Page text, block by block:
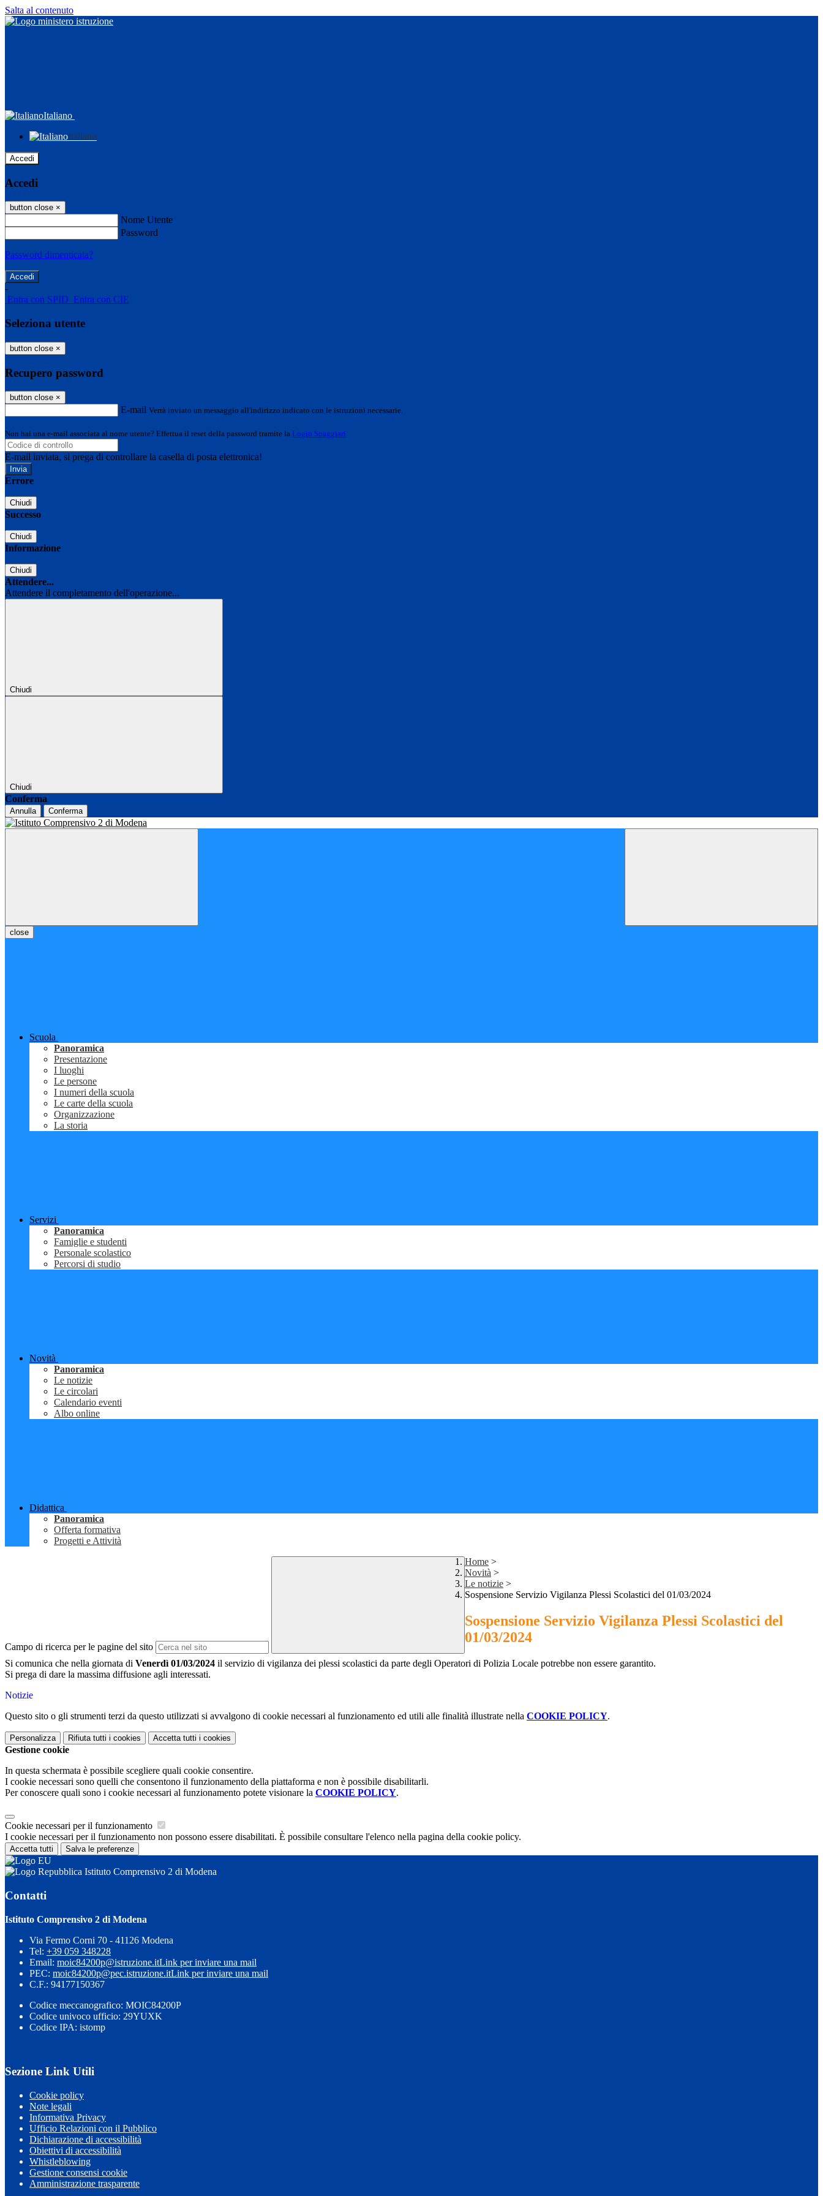
Salta al contenuto
Italiano
Italiano
Accedi
Accedi
button close ×
Nome Utente
Password
Password dimenticata?
-
Entra con SPID Entra con CIE
Seleziona utente
button close ×
Recupero password
button close ×
E-mail Verrà inviato un messaggio all'indirizzo indicato con le istruzioni necessarie.
Non hai una e-mail associata al nome utente? Effettua il reset della password tramite la Login Spaggiari
E-mail inviata, si prega di controllare la casella di posta elettronica!
Errore
Chiudi
Successo
Chiudi
Informazione
Chiudi
Attendere...
Attendere il completamento dell'operazione...
Chiudi
Chiudi
Conferma
Annulla Conferma
close
Scuola
Panoramica
Presentazione
I luoghi
Le persone
I numeri della scuola
Le carte della scuola
Organizzazione
La storia
Servizi
Panoramica
Famiglie e studenti
Personale scolastico
Percorsi di studio
Novità
Panoramica
Le notizie
Le circolari
Calendario eventi
Albo online
Didattica
Panoramica
Offerta formativa
Progetti e Attività
Campo di ricerca per le pagine del sito
Home >
Novità >
Le notizie >
Sospensione Servizio Vigilanza Plessi Scolastici del 01/03/2024
Sospensione Servizio Vigilanza Plessi Scolastici del
01/03/2024
Si comunica che nella giornata di Venerdì 01/03/2024 il servizio di vigilanza dei plessi scolastici da parte degli Operatori di Polizia Locale potrebbe non essere garantito.
Si prega di dare la massima diffusione agli interessati.
Notizie
Questo sito o gli strumenti terzi da questo utilizzati si avvalgono di cookie necessari al funzionamento ed utili alle finalità illustrate nella COOKIE POLICY.
Personalizza Rifiuta tutti i cookies Accetta tutti i cookies
Gestione cookie
In questa schermata è possibile scegliere quali cookie consentire.
I cookie necessari sono quelli che consentono il funzionamento della piattaforma e non è possibile disabilitarli.
Per conoscere quali sono i cookie necessari al funzionamento potete visionare la COOKIE POLICY.
Cookie necessari per il funzionamento
I cookie necessari per il funzionamento non possono essere disabilitati. È possibile consultare l'elenco nella pagina della cookie policy.
Accetta tutti Salva le preferenze
Istituto Comprensivo 2 di Modena
Contatti
Istituto Comprensivo 2 di Modena
Via Fermo Corni 70 - 41126 Modena
Tel: +39 059 348228
Email: moic84200p@istruzione.itLink per inviare una mail
PEC: moic84200p@pec.istruzione.itLink per inviare una mail
C.F.: 94177150367
Codice meccanografico: MOIC84200P
Codice univoco ufficio: 29YUXK
Codice IPA: istomp
Sezione Link Utili
Cookie policy
Note legali
Informativa Privacy
Ufficio Relazioni con il Pubblico
Dichiarazione di accessibilità
Obiettivi di accessibilità
Whistleblowing
Gestione consensi cookie
Amministrazione trasparente